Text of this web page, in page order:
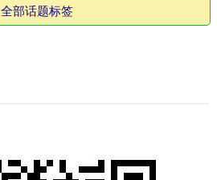
全部话题标签